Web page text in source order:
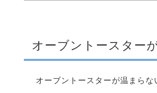
オーブントースター
オーブントースターが温まらな